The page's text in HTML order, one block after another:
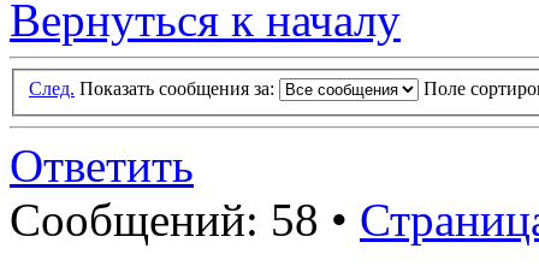
Вернуться к началу
След. Показать сообщения за: Поле
Ответить
Сообщений: 58 •